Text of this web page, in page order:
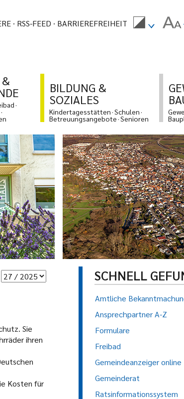
RSS-FEED BARRIEREFREIHEIT
BILDUNG &
SOZIALES
Kindertagesstätten Schulen
Betreuungsangebote Senioren
Sie
ihren
Kosten für
SCHNELL
Amtliche
Ansprechpartner A-Z
Formulare
Freibad
Gemeindeanzeiger online
Gemeinderat
Ratsinformationssystem